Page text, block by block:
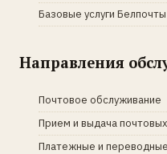
Базовые услуги Белпочты
Направления
Почтовое обслуживание
Прием и выдача
Платежные и